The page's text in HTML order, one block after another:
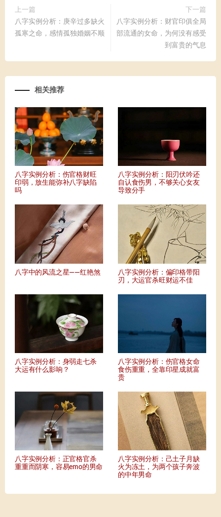
上一篇
八字实例分析：庚辛过多缺火
孤寒之命，感情孤独婚姻不顺
下一篇
八字实例分析：财官印俱全局
部流通的女命，为何没有感受
到富贵的气息
相关推荐
八字实例分析：伤官格财旺
印弱，放生能弥补八字缺陷
吗
八字实例分析：阳刃伏吟还
自认食伤男，不够关心女友
导致分手
八字中的风流之星——红艳煞
八字实例分析：偏印格带阳
刃，大运官杀旺财运不佳
八字实例分析：身弱走七杀
大运有什么影响？
八字实例分析：伤官格女命
食伤重重，全靠印星成就富
贵
八字实例分析：正官格官杀
重重而阴寒，容易emo的男命
八字实例分析：己土子月缺
火为冻土，为两个孩子奔波
的中年男命